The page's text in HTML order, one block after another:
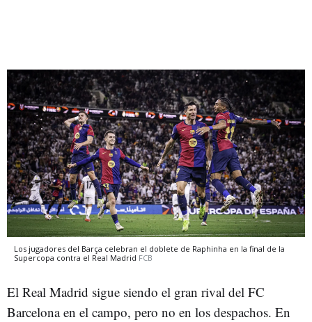
Los jugadores del Barça celebran el doblete de Raphinha en la final de la
Supercopa contra el Real Madrid FCB
El Real Madrid sigue siendo el gran rival del FC
Barcelona en el campo, pero no en los despachos. En